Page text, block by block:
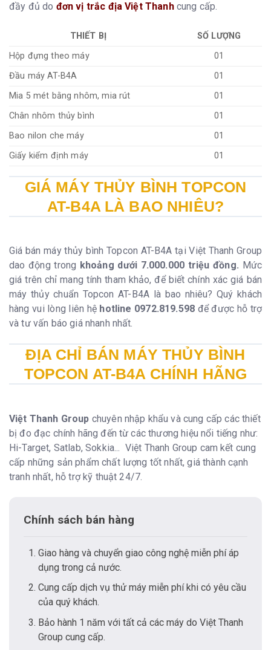
đầy đủ do đơn vị trắc địa Việt Thanhcung cấp.
THIẾT BỊ
SỐ LƯỢNG
Hộp đựng theo máy
01
Đầu máy AT-B4A
01
Mia 5 mét bằng nhôm, mia rút
01
Chân nhôm thủy bình
01
Bao nilon che máy
01
Giấy kiểm định máy
01
GIÁ MÁY THỦY BÌNH TOPCON
AT-B4A LÀ BAO NHIÊU?
Giá bán máy thủy bình Topcon AT-B4A tại Việt Thanh Group
dao động trong khoảng dưới 7.000.000 triệu đồng. Mức
giá trên chỉ mang tính tham khảo, để biết chính xác giá bán
máy thủy chuẩn Topcon AT-B4A là bao nhiêu? Quý khách
hàng vui lòng liên hệ hotline 0972.819.598 để được hỗ trợ
và tư vấn báo giá nhanh nhất.
ĐỊA CHỈ BÁN MÁY THỦY BÌNH
TOPCON AT-B4A CHÍNH HÃNG
Việt Thanh Group chuyên nhập khẩu và cung cấp các thiết
bị đo đạc chính hãng đến từ các thương hiệu nổi tiếng như:
Hi-Target, Satlab, Sokkia... Việt Thanh Group cam kết cung
cấp những sản phẩm chất lượng tốt nhất, giá thành cạnh
tranh nhất, hỗ trợ kỹ thuật 24/7.
Chính sách bán hàng
Giao hàng và chuyển giao công nghệ miễn phí áp
dụng trong cả nước.
Cung cấp dịch vụ thử máy miễn phí khi có yêu cầu
của quý khách.
Bảo hành 1 năm với tất cả các máy do Việt Thanh
Group cung cấp.